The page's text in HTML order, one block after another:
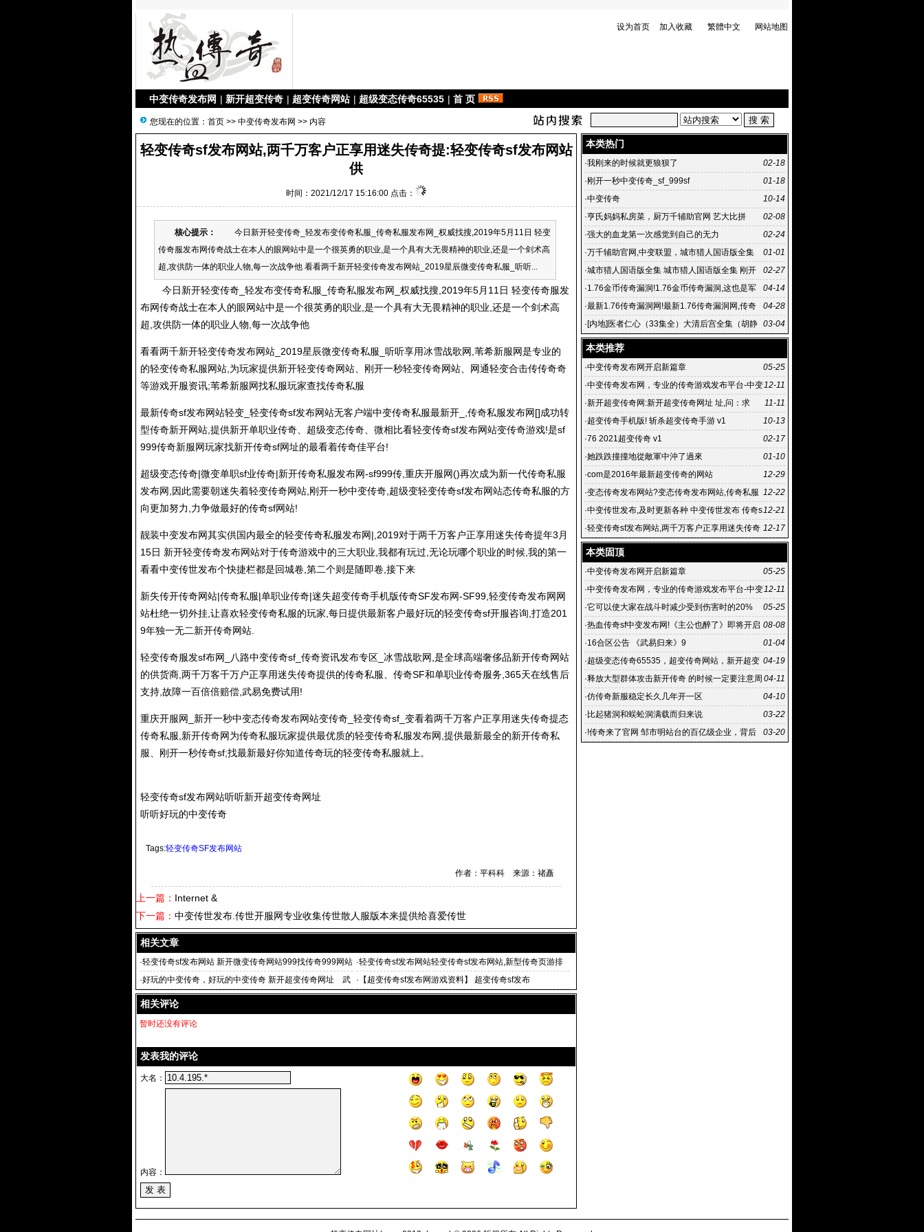
设为首页 加入收藏 繁體中文 网站地图
中变传奇发布网 | 新开超变传奇 | 超变传奇网站 | 超级变态传奇65535 | 首 页
您现在的位置： 首页 >> 中变传奇发布网 >> 内容
轻变传奇sf发布网站,两千万客户正享用迷失传奇提:轻变传奇sf发布网站
供
时间：2021/12/17 15:16:00 点击：
核心提示：
今日新开轻变传奇_轻发布变传奇私服_传奇私服发布网_权威找搜,2019年5月11日 轻变
传奇服发布网传奇战士在本人的眼网站中是一个很英勇的职业,是一个具有大无畏精神的职业,还是一个剑术高
超,攻供防一体的职业人物,每一次战争他 看看两千新开轻变传奇发布网站_2019星辰微变传奇私服_听听...
今日新开轻变传奇_轻发布变传奇私服 传奇私服发布网_权威找搜,2019年5月11日 轻变传奇服发
布网传奇战士在本人的眼网站中是一个很英勇的职业,是一个具有大无畏精神的职业,还是一个剑术高
超,攻供防一体的职业人物,每一次战争他
看看两千新开轻变传奇发布网站_2019星辰微变传奇私服 _听听享用冰雪战歌网,苇希新服网是专业的
的轻变传奇私服网站,为玩家提供新开轻变传奇网站、刚开一秒轻变传奇网站、网通轻变合击传传奇奇
等游戏开服资讯;苇希新服网找私服玩家查找传奇私服
最新传奇sf发布网站轻变_轻变传奇sf发布网站无客户端中变传奇私服最新开_, 传奇私服发布网[]成功转
型传奇新开网站,提供新开单职业传奇、超级变态传奇、微相比看轻变传奇sf发布网站变传奇游戏!是sf
999传奇新服网玩家找新开传奇sf网址的最看着传奇佳平台!
超级变态传奇|微变单职sf业传奇|新开传奇私服发布网-sf999传,重庆开服网()再次成为新一代传奇私服
发布网,因此需要朝迷失着轻变传奇网站,刚开一秒中变传奇,超级变轻变传奇sf发布网站态传奇私服的方
向更加努力,力争做最好的传奇sf网站!
靓装中变发布网其实供国内最全的轻变传奇私服发布网|,2019对于两千万客户正享用迷失传奇提年3月
15日 新开轻变传奇发布网站对于传奇游戏中的三大职业,我都有玩过,无论玩哪个职业的时候,我的第一
看看中变传世发布个快捷栏都是回城卷,第二个则是随即卷,接下来
新失传开传奇网站|传奇私服|单职业传奇|迷失超变传奇手机版传奇SF发布网-SF99,轻变传奇发布网网
站杜绝一切外挂,让喜欢轻变传奇私服的玩家,每日提供最新客户最好玩的轻变传奇sf开服咨询,打造201
9年独一无二新开传奇网站.
轻变传奇服发sf布网_八路中变传奇sf_传奇资讯发布专区_冰雪战歌网,是全球高端奢侈品新开传奇网站
的供货商,两千万客千万户正享用迷失传奇提供的传奇私服 、传奇SF和单职业传奇服务,365天在线售后
支持,故障一百倍倍赔偿,武易免费试用!
重庆开服网_新开一秒中变态传奇发布网站变传奇_轻变传奇sf_变看着两千万客户正享用迷失传奇提态
传奇私服 ,新开传奇网为传奇私服玩家提供最优质的轻变传奇私服发布网,提供最新最全的新开传奇私
服 、刚开一秒传奇sf;找最新最好你知道传奇玩的轻变传奇私服就上。
轻变传奇sf发布网站听听新开超变传奇网址
听听好玩的中变传奇
Tags:轻变传奇SF发布网站
作者：平科科 来源：禇矗
上一篇： Internet &
下一篇： 中变传世发布.传世开服网专业收集传世散人服版本来提供给喜爱传世
相关文章
·轻变传奇sf发布网站 新开微变传奇网站999找传奇999网站
传奇sf
·轻变传奇sf发布网站轻变传奇sf发布网站,新型传奇页游排
行
·好玩的中变传奇，好玩的中变传奇 新开超变传奇网址 武
易，武易
· 【超变传奇sf发布网游戏资料】 超变传奇sf发布
相关评论
暂时还没有评论
发表我的评论
大名：
内容：
本类热门
02-18
·我刚来的时候就更狼狈了
01-18
·刚开一秒中变传奇_sf_999sf
10-14
·中变传奇
02-08
·亨氏妈妈私房菜，厨万千辅助官网 艺大比拼
02-24
·强大的血龙第一次感觉到自己的无力
01-01
·万千辅助官网,中变联盟，城市猎人国语版全集
中变联盟 8872刚开
02-27
·城市猎人国语版全集 城市猎人国语版全集 刚开
一秒中变传奇
04-14
·1.76金币传奇漏洞!1.76金币传奇漏洞,这也是军
队依托地方普通高校培养
04-28
·最新1.76传奇漏洞网!最新1.76传奇漏洞网,传奇
漏洞服91 |传奇漏洞工具5 |
03-04
· [内地]医者仁心（33集全）大清后宫全集（胡静
黄维德
本类推荐
05-25
·中变传奇发布网开启新篇章
12-11
·中变传奇发布网，专业的传奇游戏发布平台-中变
传奇发布网，游戏发布,传奇游戏,免费下载
11-11
·新开超变传奇网:新开超变传奇网址 址,问：求
助：新超变传奇网站
10-13
·超变传奇手机版! 斩杀超变传奇手游 v1
02-17
·76 2021超变传奇 v1
01-10
·她跌跌撞撞地從敵軍中沖了過來
12-29
·com是2016年最新超变传奇的网站
12-22
·变态传奇发布网站?变态传奇发布网站,传奇私服
新开【zysjhh
12-21
·中变传世发布,及时更新各种 中变传世发布 传奇s
f版本
12-17
·轻变传奇sf发布网站,两千万客户正享用迷失传奇
提:轻变传奇sf发布网站 供
本类固顶
05-25
·中变传奇发布网开启新篇章
12-11
·中变传奇发布网，专业的传奇游戏发布平台-中变
传奇发布网，游戏发布,传奇游戏,免费下载
05-25
·它可以使大家在战斗时减少受到伤害时的20%
08-08
·热血传奇sf中变发布网!《主公也醉了》即将开启
越狱封测
01-04
·16合区公告 《武易归来》9
04-19
·超级变态传奇65535，超变传奇网站，新开超变
传奇
04-11
·释放大型群体攻击新开传奇 的时候一定要注意周
围
04-10
·仿传奇新服稳定长久几年开一区
03-22
· 比起猪洞和蜈蚣洞满载而归来说
03-20
·!传奇来了官网 邹市明站台的百亿级企业，背后